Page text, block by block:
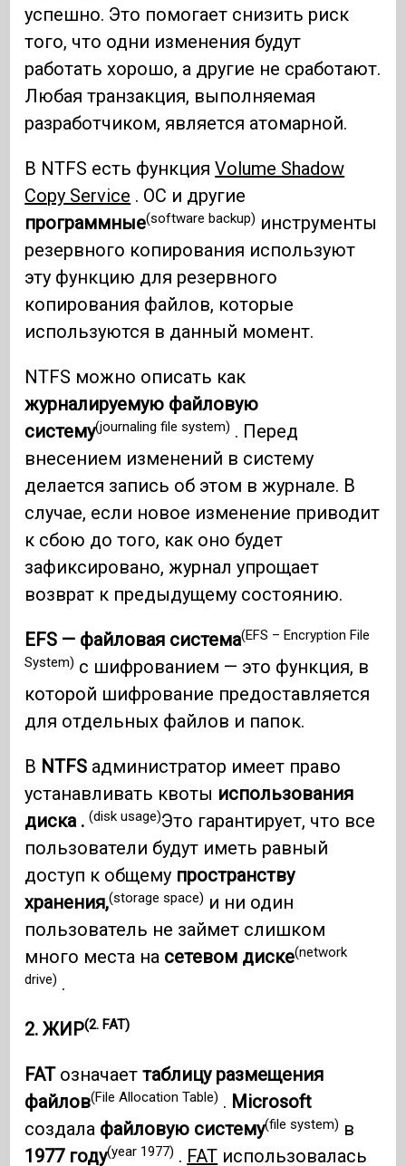
успешно. Это помогает снизить риск
того, что одни изменения будут
работать хорошо, а другие не сработают.
Любая транзакция, выполняемая
разработчиком, является атомарной.
В NTFS есть функцияVolume Shadow
Copy Service . ОС и другие
программные(software backup) инструменты
резервного копирования используют
эту функцию для резервного
копирования файлов, которые
используются в данный момент.
NTFS можно описать как
журналируемую файловую
систему(journaling file system) . Перед
внесением изменений в систему
делается запись об этом в журнале. В
случае, если новое изменение приводит
к сбою до того, как оно будет
зафиксировано, журнал упрощает
возврат к предыдущему состоянию.
EFS — файловая система(EFS – Encryption File
System) с шифрованием — это функция, в
которой шифрование предоставляется
для отдельных файлов и папок.
В NTFS администратор имеет право
устанавливать квоты использования
диска .(disk usage)Это гарантирует, что все
пользователи будут иметь равный
доступ к общему пространству
хранения,(storage space) и ни один
пользователь не займет слишком
много места на сетевом диске(network
drive) .
2. ЖИР(2. FAT)
FATозначаеттаблицу размещения
файлов(File Allocation Table) . Microsoft
создала файловую систему(file system) в
1977 году(year 1977) . FAT использовалась